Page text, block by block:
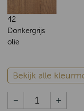
42
Donkergrijs
olie
Bekijk alle